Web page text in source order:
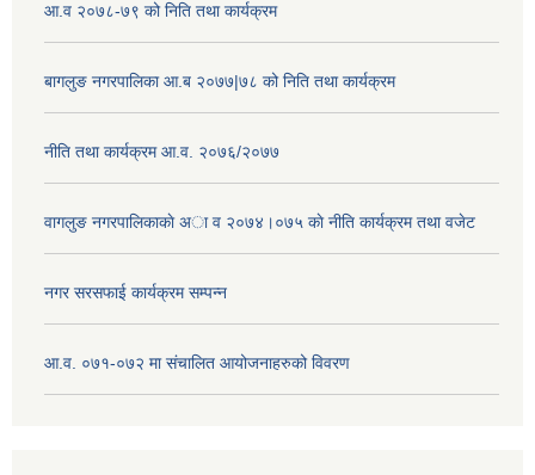
आ.व २०७८-७९ को निति तथा कार्यक्रम
बागलुङ नगरपालिका आ.ब २०७७|७८ को निति तथा कार्यक्रम
नीति तथा कार्यक्रम आ.व. २०७६/२०७७
वागलुङ नगरपालिकाकाे अा‍ व २०७४।०७५ काे नीति कार्यक्रम तथा वजेट
नगर सरसफाई कार्यक्रम सम्पन्न
आ.व. ०७१-०७२ मा संचालित आयोजनाहरुको विवरण